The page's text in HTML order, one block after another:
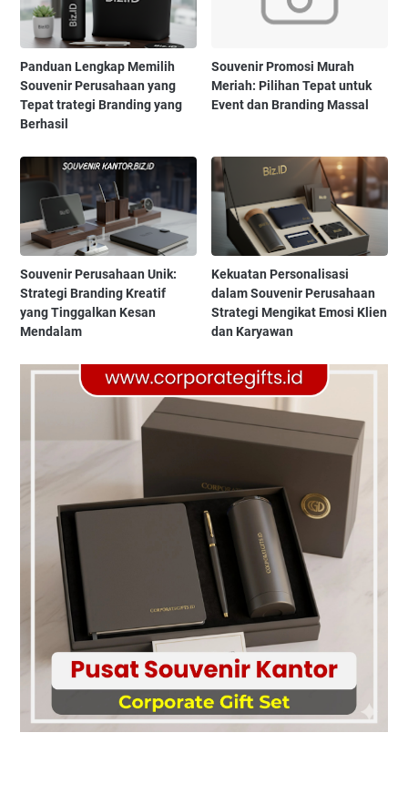
Panduan Lengkap Memilih
Souvenir Perusahaan yang
Tepat trategi Branding yang
Berhasil
Souvenir Promosi Murah
Meriah: Pilihan Tepat untuk
Event dan Branding Massal
Souvenir Perusahaan Unik:
Strategi Branding Kreatif
yang Tinggalkan Kesan
Mendalam
Kekuatan Personalisasi
dalam Souvenir Perusahaan
Strategi Mengikat Emosi Klien
dan Karyawan